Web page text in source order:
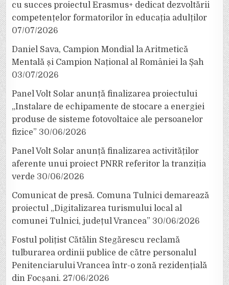
cu succes proiectul Erasmus+ dedicat dezvoltării
competențelor formatorilor în educația adulților
07/07/2026
Daniel Sava, Campion Mondial la Aritmetică
Mentală și Campion Național al României la Șah
03/07/2026
Panel Volt Solar anunță finalizarea proiectului
„Instalare de echipamente de stocare a energiei
produse de sisteme fotovoltaice ale persoanelor
fizice” 30/06/2026
Panel Volt Solar anunță finalizarea activităților
aferente unui proiect PNRR referitor la tranziția
verde 30/06/2026
Comunicat de presă. Comuna Tulnici demarează
proiectul „Digitalizarea turismului local al
comunei Tulnici, județul Vrancea” 30/06/2026
Fostul polițist Cătălin Stegărescu reclamă
tulburarea ordinii publice de către personalul
Penitenciarului Vrancea într-o zonă rezidențială
din Focșani. 27/06/2026